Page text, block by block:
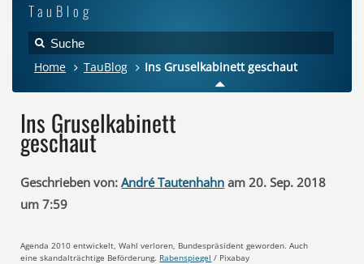
TauBlog
Home TauBlog Ins Gruselkabinett geschaut
Ins Gruselkabinett
geschaut
Geschrieben von: André Tautenhahn am 20. Sep. 2018
um 7:59
Agenda 2010 entwickelt, Wahl verloren, Bundespräsident geworden. Auch
eine skandalträchtige Beförderung. Rabenspiegel / Pixabay